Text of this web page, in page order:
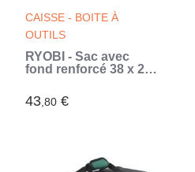
CAISSE - BOITE À
OUTILS
RYOBI - Sac avec
fond renforcé 38 x 29
outils - RSSSTB1
(Vert)
43,80 €